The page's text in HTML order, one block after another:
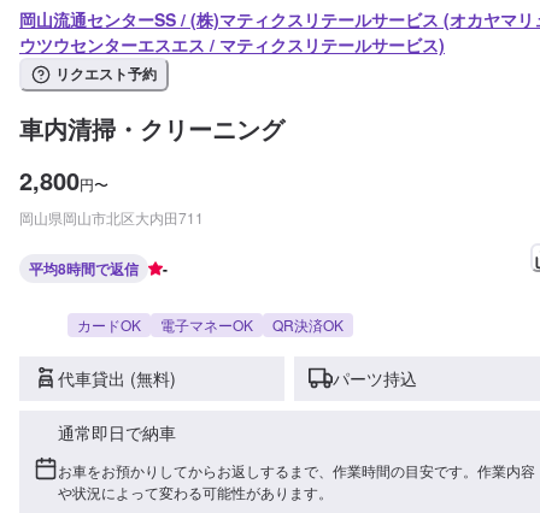
岡山流通センターSS / (株)マティクスリテールサービス (オカヤマリ
ウツウセンターエスエス / マティクスリテールサービス)
リクエスト予約
車内清掃・クリーニング
2,800円〜
岡山県岡山市北区大内田711
平均8時間で返信 -
カードOK 電子マネーOK QR決済OK
代車貸出 (無料) パーツ持込
通常即日で納車
お車をお預かりしてからお返しするまで、作業時間の目安です。作業内容
や状況によって変わる可能性があります。